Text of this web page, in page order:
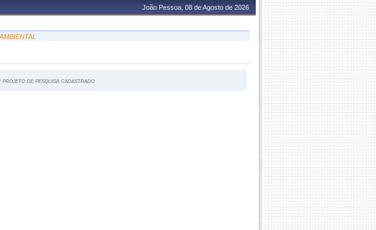
João Pessoa, 08 de Agosto de 2026
projeto de pesquisa cadastrado